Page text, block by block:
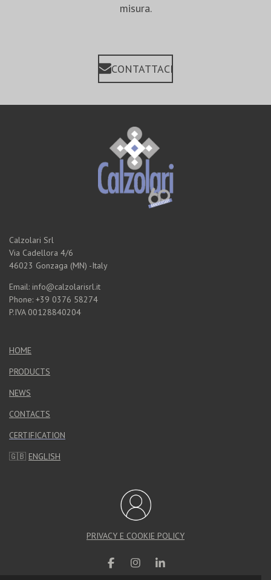
misura.
CONTATTACI
Calzolari Srl
Via Cadellora 4/6
46023 Gonzaga (MN) -Italy
Email: info@calzolarisrl.it
Phone: +39 0376 58274
P.IVA 00128840204
HOME
PRODUCTS
NEWS
CONTACTS
CERTIFICATION
🇬🇧 ENGLISH
PRIVACY E COOKIE POLICY
F
I
L